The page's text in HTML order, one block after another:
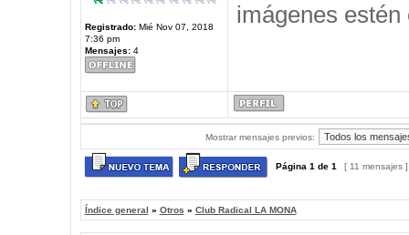
Registrado:Mié Nov 07, 2018
7:36 pm
Mensajes:4
imágenes
Mostrar mensajes previos:
Página 1 de 1 [ 11 mensajes
Índice general » Otros » Club Radical LA MONA